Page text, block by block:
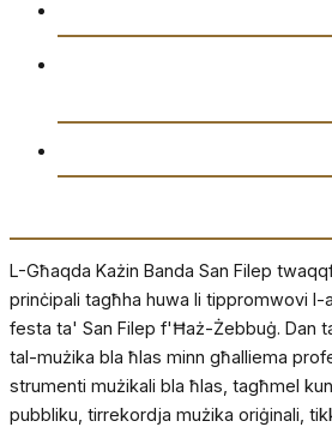
L-Għaqda Każin Banda San Filep
prinċipali tagħha huwa li tippromwovi l-
festa ta' San Filep f'Ħaż-Żebbuġ. Dan
tal-mużika bla ħlas minn għalliema
strumenti mużikali bla ħlas, tagħmel
pubbliku, tirrekordja mużika oriġinali,